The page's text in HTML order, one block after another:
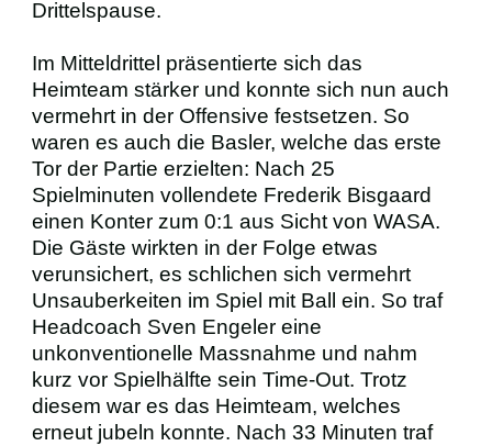
Drittelspause.
Im Mitteldrittel präsentierte sich das
Heimteam stärker und konnte sich nun auch
vermehrt in der Offensive festsetzen. So
waren es auch die Basler, welche das erste
Tor der Partie erzielten: Nach 25
Spielminuten vollendete Frederik Bisgaard
einen Konter zum 0:1 aus Sicht von WASA.
Die Gäste wirkten in der Folge etwas
verunsichert, es schlichen sich vermehrt
Unsauberkeiten im Spiel mit Ball ein. So traf
Headcoach Sven Engeler eine
unkonventionelle Massnahme und nahm
kurz vor Spielhälfte sein Time-Out. Trotz
diesem war es das Heimteam, welches
erneut jubeln konnte. Nach 33 Minuten traf